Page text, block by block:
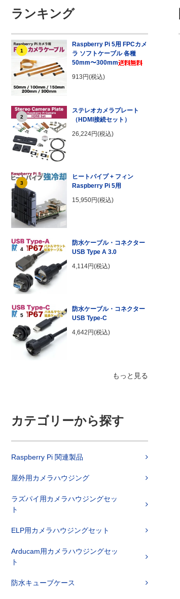
ランキング
1
Raspberry Pi 5用 FPCカメ
ラ ソフトケーブル 各種
50mm〜300mm
913円(税込)
2
ステレオカメラプレート
（HDMI接続セット）
26,224円(税込)
3
ヒートパイプ + フィン
Raspberry Pi 5用
15,950円(税込)
4
防水ケーブル・コネクター
USB Type A 3.0
4,114円(税込)
5
防水ケーブル・コネクター
USB Type-C
4,642円(税込)
もっと見る
カテゴリーから探す
Raspberry Pi 関連製品
屋外用カメラハウジング
ラズパイ用カメラハウジングセッ
ト
ELP用カメラハウジングセット
Arducam用カメラハウジングセッ
ト
防水キューブケース